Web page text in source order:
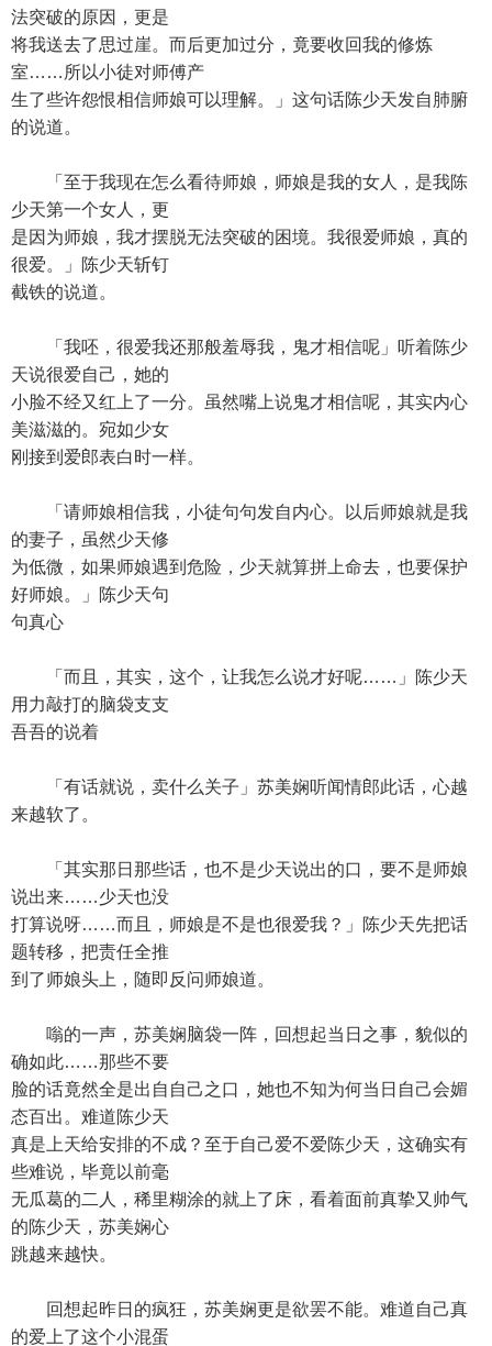
法突破的原因，更是
将我送去了思过崖。而后更加过分，竟要收回我的修炼
室……所以小徒对师傅产
生了些许怨恨相信师娘可以理解。」这句话陈少天发自肺腑
的说道。
「至于我现在怎么看待师娘，师娘是我的女人，是我陈
少天第一个女人，更
是因为师娘，我才摆脱无法突破的困境。我很爱师娘，真的
很爱。」陈少天斩钉
截铁的说道。
「我呸，很爱我还那般羞辱我，鬼才相信呢」听着陈少
天说很爱自己，她的
小脸不经又红上了一分。虽然嘴上说鬼才相信呢，其实内心
美滋滋的。宛如少女
刚接到爱郎表白时一样。
「请师娘相信我，小徒句句发自内心。以后师娘就是我
的妻子，虽然少天修
为低微，如果师娘遇到危险，少天就算拼上命去，也要保护
好师娘。」陈少天句
句真心
「而且，其实，这个，让我怎么说才好呢……」陈少天
用力敲打的脑袋支支
吾吾的说着
「有话就说，卖什么关子」苏美娴听闻情郎此话，心越
来越软了。
「其实那日那些话，也不是少天说出的口，要不是师娘
说出来……少天也没
打算说呀……而且，师娘是不是也很爱我？」陈少天先把话
题转移，把责任全推
到了师娘头上，随即反问师娘道。
嗡的一声，苏美娴脑袋一阵，回想起当日之事，貌似的
确如此……那些不要
脸的话竟然全是出自自己之口，她也不知为何当日自己会媚
态百出。难道陈少天
真是上天给安排的不成？至于自己爱不爱陈少天，这确实有
些难说，毕竟以前毫
无瓜葛的二人，稀里糊涂的就上了床，看着面前真挚又帅气
的陈少天，苏美娴心
跳越来越快。
回想起昨日的疯狂，苏美娴更是欲罢不能。难道自己真
的爱上了这个小混蛋